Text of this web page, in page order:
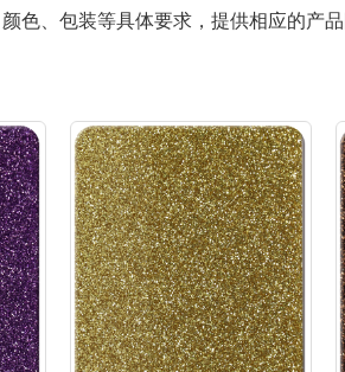
色、包装等具体要求，提供相应的产